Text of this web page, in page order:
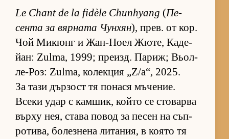
Le Chant de la fidèle Chunhyang (Пе­
сента за вяр­ната Чун­хян), прев. от кор.
Чой Ми­кюнг и Жан-Ноел Жю­те, Ка­де­
йан: Zulma, 1999; пре­изд. Па­риж; Вьол-
ле-Роз: Zulma, ко­лек­ция „Z/a“, 2025.
За тази дър­зост тя по­нася мъ­че­ние.
Всеки удар с кам­шик, който се сто­варва
върху нея, става по­вод за пе­сен на съп­
ро­ти­ва, бо­лез­нена ли­та­ния, в ко­ято тя